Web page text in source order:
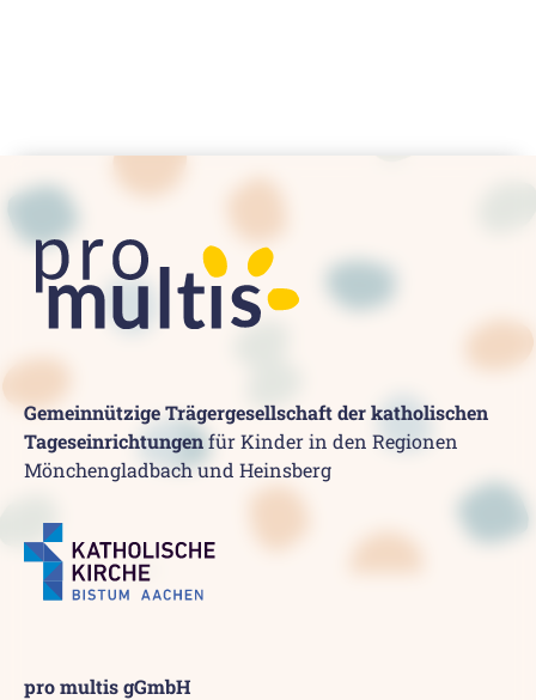
Gemeinnützige Trägergesellschaft der katholischen
Tageseinrichtungenfür Kinder in den Regionen
Mönchengladbach und Heinsberg
pro multis gGmbH